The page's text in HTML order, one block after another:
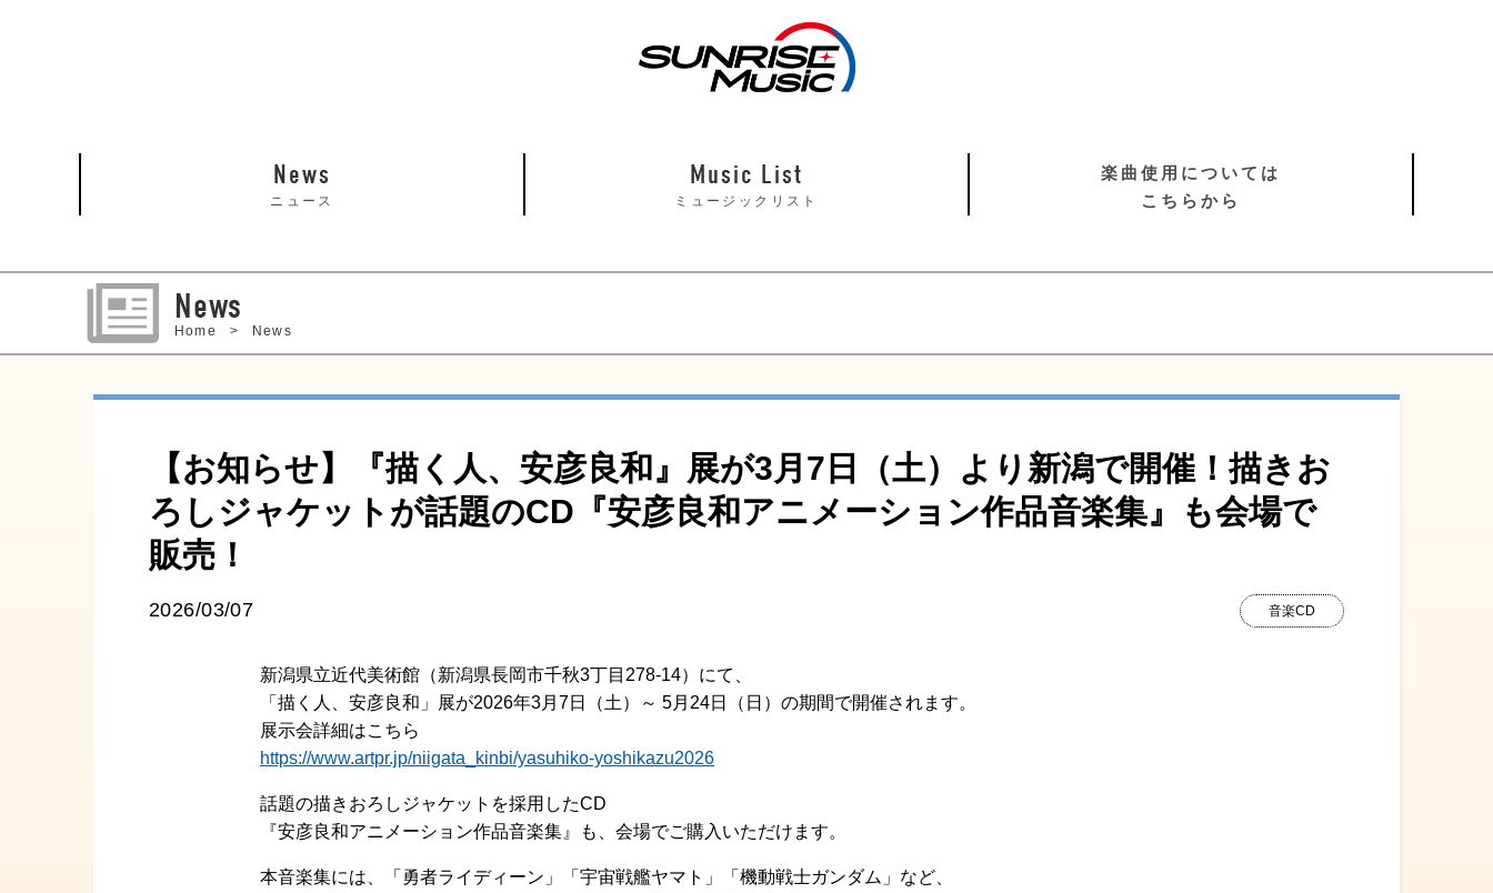
News
ニュース
Music List
ミュージックリスト
楽曲使用については
こちらから
News
Home News
【お知らせ】『描く人、安彦良和』展が3月7日（土）より新潟で開催！描きお
ろしジャケットが話題のCD『安彦良和アニメーション作品音楽集』も会場で
販売！
2026/03/07 音楽CD
新潟県立近代美術館（新潟県長岡市千秋3丁目278-14）にて、
「描く人、安彦良和」展が2026年3月7日（土）～ 5月24日（日）の期間で開催されます。
展示会詳細はこちら
https://www.artpr.jp/niigata_kinbi/yasuhiko-yoshikazu2026
話題の描きおろしジャケットを採用したCD
『安彦良和アニメーション作品音楽集』も、会場でご購入いただけます。
本音楽集には、「勇者ライディーン」「宇宙戦艦ヤマト」「機動戦士ガンダム」など、